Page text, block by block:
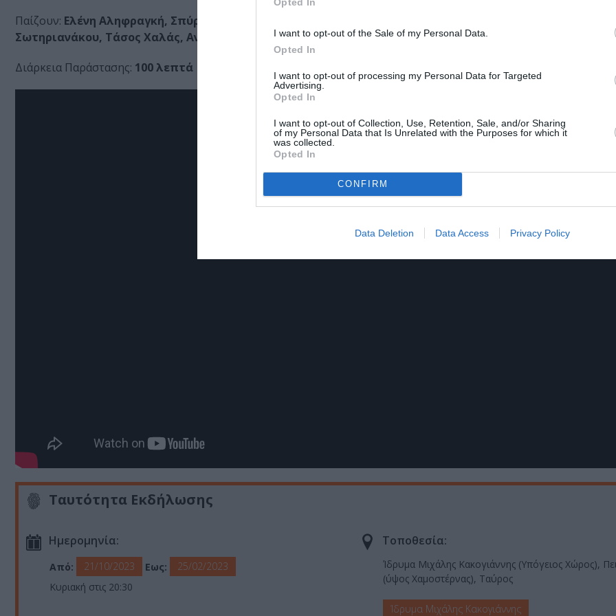
I want to opt-out of the Sale of my Personal Data.
Opted In
I want to opt-out of processing my Personal Data for Targeted
Advertising.
Opted In
I want to opt-out of Collection, Use, Retention, Sale, and/or Sharing
of my Personal Data that Is Unrelated with the Purposes for which it
was collected.
Opted In
CONFIRM
Data Deletion Data Access Privacy Policy
Παίζουν: Ελένη Αληφραγκή, Σπύρος Αναστασίνης, Τερέζα Καζιτόρη, Ηρώ Κόκκινου, Πάνος Μαλικούρτης,
Σωτηριανάκου, Τάσος Χαλάς, Αντρέας Ψύλλιας
Διάρκεια Παράστασης: 100 λεπτά
Ταυτότητα Εκδήλωσης
Ημερομηνία:
Από: 21/10/2023 Εως:
25/02/2023
Κυριακή στις 20:30
Τοποθεσία:
Ίδρυμα Μιχάλης Κακογιάννης (Υπόγειος Χώρος),
(ύψος Χαμοστέρνας), Ταύρος
Ίδρυμα Μιχάλης Κακογιάννης